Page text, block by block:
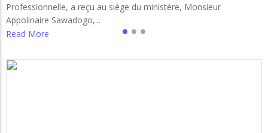
Professionnelle, a reçu au siège du ministère, Monsieur
Appolinaire Sawadogo,...
Read More